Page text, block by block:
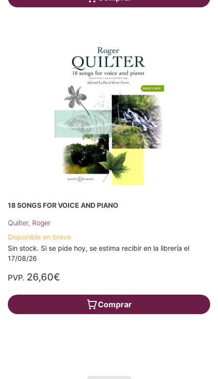
18 SONGS FOR VOICE AND PIANO
Quilter, Roger
Disponible en breve
Sin stock. Si se pide hoy, se estima recibir en la librería el
17/08/26
PVP. 26,60€
Comprar